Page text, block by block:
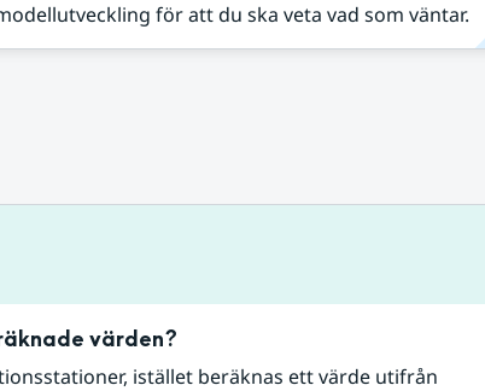
för att du ska veta vad som väntar.
värden?
istället beräknas ett värde utifrån